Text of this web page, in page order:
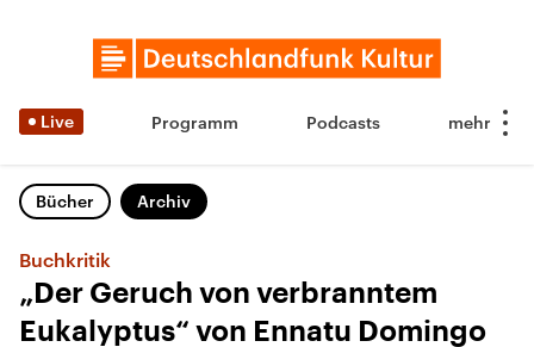
Live Programm Podcasts
Bücher Archiv
Buchkritik
„Der Geruch von verbranntem
Eukalyptus“ von Ennatu Domingo